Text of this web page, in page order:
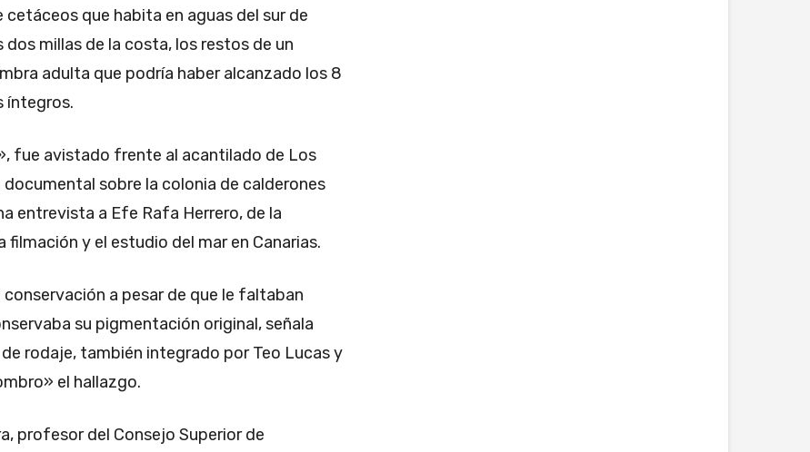
que habita en aguas del sur de
millas de la costa, los restos de un
adulta que podría haber alcanzado los 8
íntegros.
fue avistado frente al acantilado de Los
sobre la colonia de calderones
entrevista a Efe Rafa Herrero, de la
y el estudio del mar en Canarias.
a pesar de que le faltaban
su pigmentación original, señala
rodaje, también integrado por Teo Lucas y
el hallazgo.
profesor del Consejo Superior de